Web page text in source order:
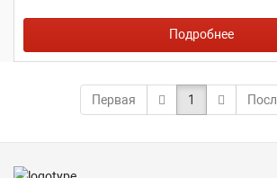
Подробнее
Первая 1